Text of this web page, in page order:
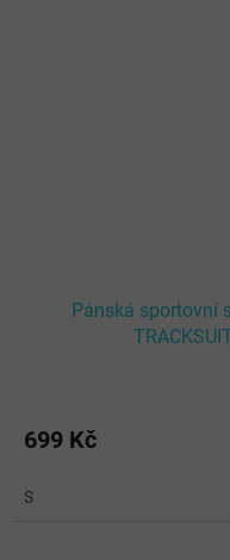
Pánská sportovní
699 Kč
S